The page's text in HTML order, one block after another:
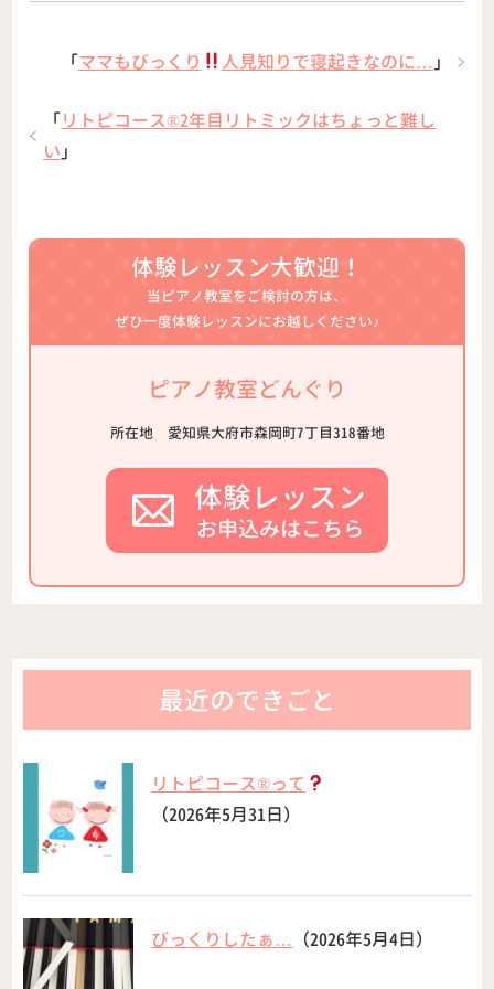
「ママもびっくり 人見知りで寝起きなのに… 」
「リトピコース®︎2年目リトミックはちょっと難し
い 」
体験レッスン大歓迎！
当ピアノ教室をご検討の方は、
ぜひ一度体験レッスンにお越しください♪
ピアノ教室どんぐり
所在地 愛知県大府市森岡町7丁目318番地
体験レッスン
お申込みはこちら
最近のできごと
リトピコース®︎って
（2026年5月31日）
びっくりしたぁ… （2026年5月4日）